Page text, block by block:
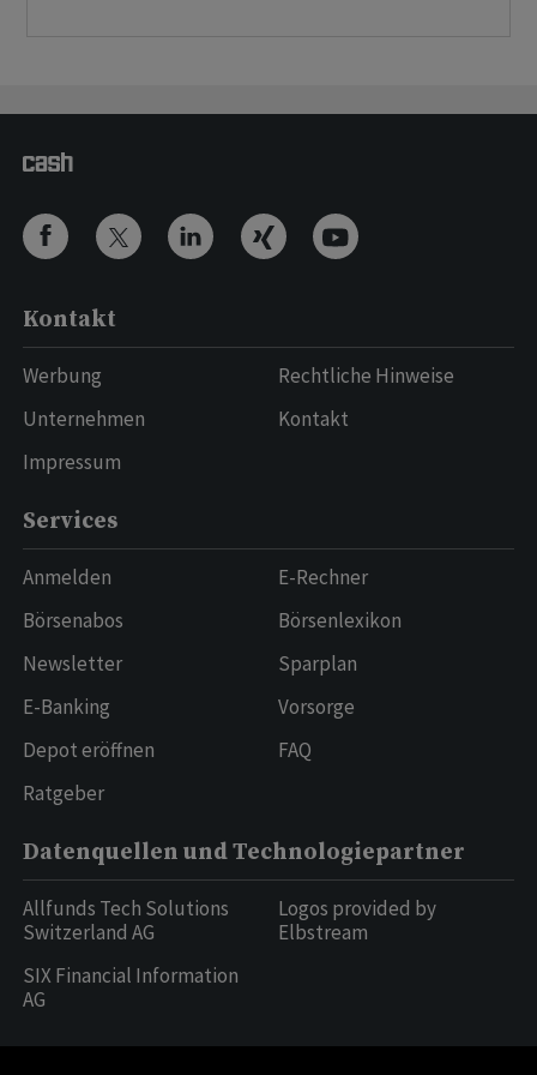
Kontakt
Werbung
Unternehmen
Impressum
Rechtliche Hinweise
Kontakt
Services
Anmelden
Börsenabos
Newsletter
E-Banking
Depot eröffnen
Ratgeber
E-Rechner
Börsenlexikon
Sparplan
Vorsorge
FAQ
Datenquellen und Technologiepartner
Allfunds Tech Solutions
Switzerland AG
SIX Financial Information
AG
Logos provided by
Elbstream